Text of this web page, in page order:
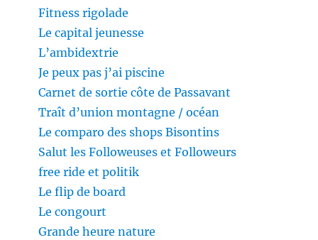
Fitness rigolade
Le capital jeunesse
L’ambidextrie
Je peux pas j’ai piscine
Carnet de sortie côte de Passavant
Traît d’union montagne / océan
Le comparo des shops Bisontins
Salut les Followeuses et Followeurs
free ride et politik
Le flip de board
Le congourt
Grande heure nature